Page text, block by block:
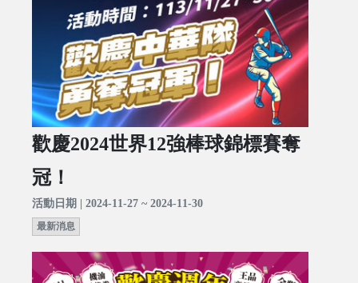
歡慶2024世界12強棒球錦標賽奪
冠！
活動日期 | 2024-11-27 ~ 2024-11-30
最新消息